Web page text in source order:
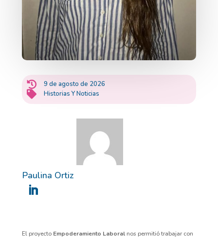
 9 de agosto de 2026
 Historias Y Noticias
Paulina Ortiz
El proyecto Empoderamiento Laboralnos permitió trabajar con